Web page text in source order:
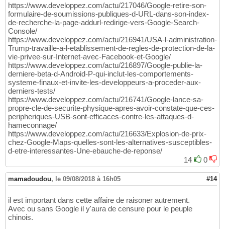
https://www.developpez.com/actu/217046/Google-retire-son-
formulaire-de-soumissions-publiques-d-URL-dans-son-index-
de-recherche-la-page-addurl-redirige-vers-Google-Search-
Console/
https://www.developpez.com/actu/216941/USA-l-administration-
Trump-travaille-a-l-etablissement-de-regles-de-protection-de-la-
vie-privee-sur-Internet-avec-Facebook-et-Google/
https://www.developpez.com/actu/216897/Google-publie-la-
derniere-beta-d-Android-P-qui-inclut-les-comportements-
systeme-finaux-et-invite-les-developpeurs-a-proceder-aux-
derniers-tests/
https://www.developpez.com/actu/216741/Google-lance-sa-
propre-cle-de-securite-physique-apres-avoir-constate-que-ces-
peripheriques-USB-sont-efficaces-contre-les-attaques-d-
hameconnage/
https://www.developpez.com/actu/216633/Explosion-de-prix-
chez-Google-Maps-quelles-sont-les-alternatives-susceptibles-
d-etre-interessantes-Une-ebauche-de-reponse/
14
0
mamadoudou, le 09/08/2018 à 16h05 #14
il est important dans cette affaire de raisoner autrement.
Avec ou sans Google il y'aura de censure pour le peuple
chinois.